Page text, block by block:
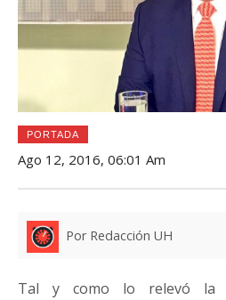
PORTADA
Ago 12, 2016, 06:01 Am
Por Redacción UH
Tal y como lo relevó la